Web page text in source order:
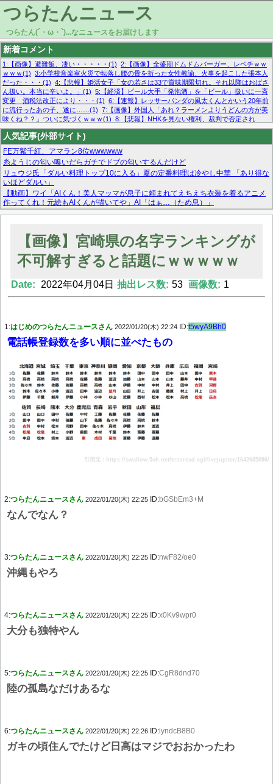
つらたんニュース
つらたん(´・ω・`)...なニュースをお届けします
新着コメント
1:【画像】避難飯、凄い・・・・・(1) 2:【画像】全盛期ドムドムバーガー、レベチｗｗ
ｗｗｗ(1) 3:小学校音楽室火災で転落し腰の骨を折った女性教諭、火事を起こした張本人
だった・・・(1) 4:【悲報】婚活女子「女の若さは33で賞味期限切れ。それ以降はおばさ
ん扱い。本当に辛いよ。」(1) 5:【経済】ビール大手「発泡酒」を「ビール」扱いに一斉
変更 酒税法改正により・・・(1) 6:【速報】レッサーパンダの風太くんとかいう20年前
に流行ったあの子、遂に……(1) 7:【画像】外国人「あれ？ラーメンよりうどんの方が美
味くね？？」ついに気づくｗｗｗ(1) 8:【悲報】NHKを見ない権利、裁判で否定され
る・・・(1) 9:欧州委員長「原発縮小は間違いでした」(1) 10:【悲報】日本企業の人手不
足、限界突破 52%「正社員も足りてません…」(1)
人気記事(外部サイト)
FE万紫千紅、アマラン8位wwwwww
糸ようじの匂い嗅いだらガチでドブの匂いするんだけど
リュウジ氏「ダルい料理トップ10に入る」夏の定番料理は冷やし中華 「あり得な
いほどダルい」
【動画】ワイ「AIくん！美人マッマが息子に頼まれてえちえち衣装を着るアニメ
作ってくれ！元絵もAIくんが描いてや」AI「はぁ…（ため息）」
マーベル帝国、まさかの反省！？『サンダーボルツ』の高評価は本物か？ディズ
【モー娘。石田亜佑美】ファーストテイク出演も新規獲得ならず？北川莉央が1
【画像あり】FacebookとかTwitterで拾ったエロ画像貼ってくよ
Powered by livedoor 相互RSS
【画像】宮崎県の名字ランキングが
不可解すぎると話題にｗｗｗｗｗ
Date: 2022年04月04日 抽出レス数: 53 画像数: 1
1:はじめのつらたんニュースさん 2022/01/20(木) 22:24 ID:t5wyA9Bh0
電話帳登録数を多い順に並べたもの
引用元：https://swallow.5ch.net/test/read.cgi/livejupiter/1642685096/
2:つらたんニュースさん 2022/01/20(木) 22:25 ID:bGSbEm3+M
なんでなん？
3:つらたんニュースさん 2022/01/20(木) 22:25 ID:nwF82/oe0
沖縄もやろ
4:つらたんニュースさん 2022/01/20(木) 22:25 ID:x0Kv9wpr0
大分も独特やん
5:つらたんニュースさん 2022/01/20(木) 22:25 ID:CgR8dnd70
陸の孤島なだけあるな
6:つらたんニュースさん 2022/01/20(木) 22:26 ID:iyndcB8B0
ガキの頃住んでたけど日高はマジでおおかったわ